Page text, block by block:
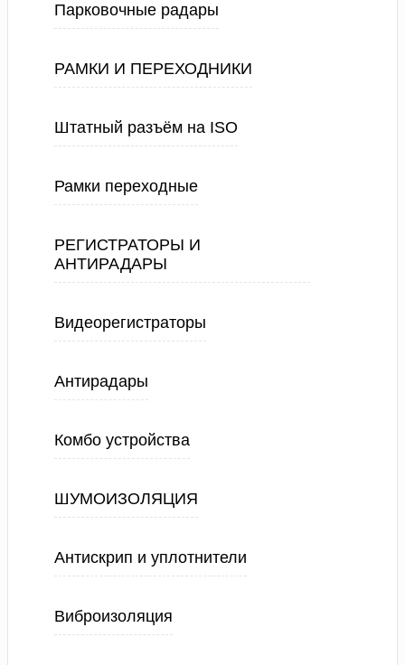
Парковочные радары
РАМКИ И ПЕРЕХОДНИКИ
Штатный разъём на ISO
Рамки переходные
РЕГИСТРАТОРЫ И
АНТИРАДАРЫ
Видеорегистраторы
Антирадары
Комбо устройства
ШУМОИЗОЛЯЦИЯ
Антискрип и уплотнители
Виброизоляция